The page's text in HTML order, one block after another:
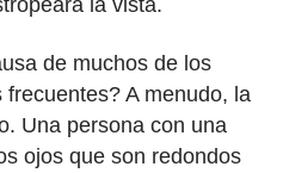
la vista.
de muchos de los
A menudo, la
Una persona con una
ojos que son redondos